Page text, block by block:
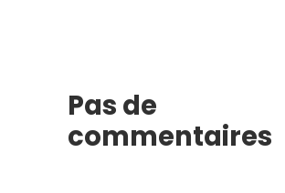
Pas de
commentaires